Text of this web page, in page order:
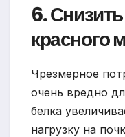
6.
красного
Чрезмерное
очень вредно
белка
нагрузку на